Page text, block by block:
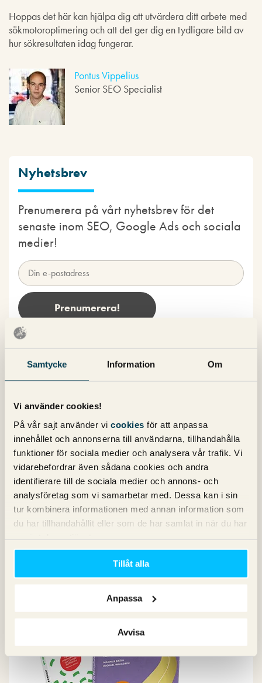
Samtycke Information Om
Vi använder cookies!
På vår sajt använder vi cookies för att anpassa
innehållet och annonserna till användarna, tillhandahålla
funktioner för sociala medier och analysera vår trafik. Vi
vidarebefordrar även sådana cookies och andra
identifierare till de sociala medier och annons- och
analysföretag som vi samarbetar med. Dessa kan i sin
tur kombinera informationen med annan information som
du har tillhandahållit eller som de har samlat in när du har
Tillåt alla
Anpassa
Avvisa
Hoppas det här kan hjälpa dig att utvärdera ditt arbete med
sökmotoroptimering och att det ger dig en tydligare bild av
hur sökresultaten idag fungerar.
Pontus Vippelius
Senior SEO Specialist
Nyhetsbrev
Prenumerera på vårt nyhetsbrev för det
senaste inom SEO, Google Ads och sociala
medier!
Kategorier
Copy
Marknadsföring
Nyheter om Pineberry
SEO
SEM
Sociala medier
Sökpodden
Webbanalys
Våra böcker om SEO och Google Ads